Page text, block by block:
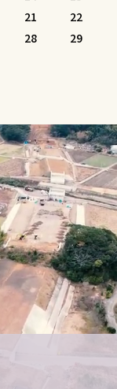
21
22
28
29